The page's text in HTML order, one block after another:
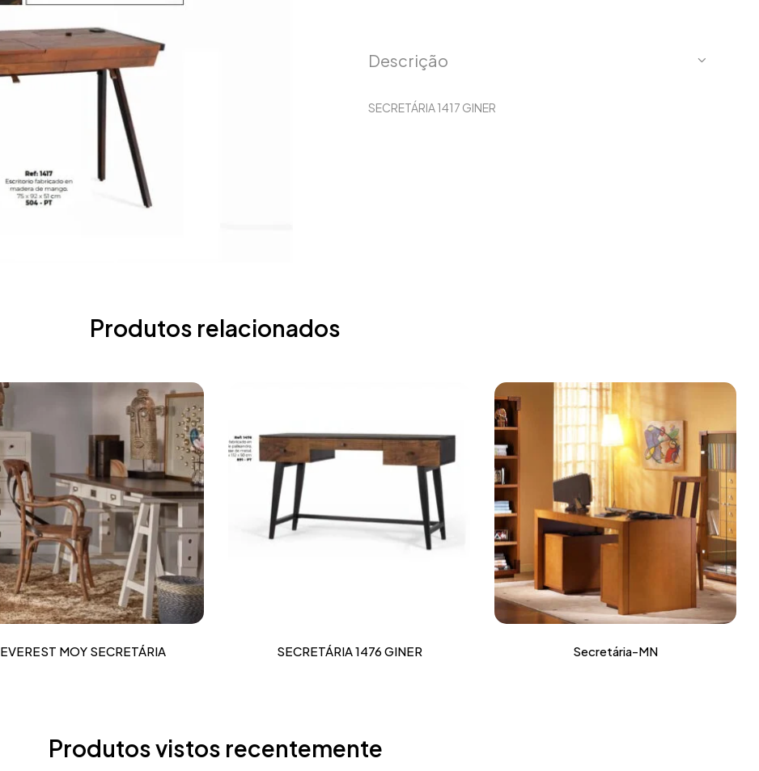
Descrição
SECRETÁRIA 1417 GINER
Produtos relacionados
EVEREST MOY SECRETÁRIA SECRETÁRIA 1476 GINER Secretária-MN
Produtos vistos recentemente